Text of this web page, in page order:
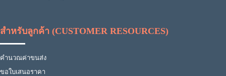
สำหรับลูกค้า (CUSTOMER RESOURCES)
คำนวณค่าขนส่ง
ขอใบเสนอราคา